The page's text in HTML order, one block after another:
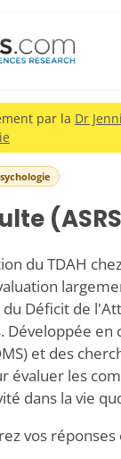
par la Dr
du TDAH
Déficit de
Développée
et des
évaluer les
dans la vie
vos réponses